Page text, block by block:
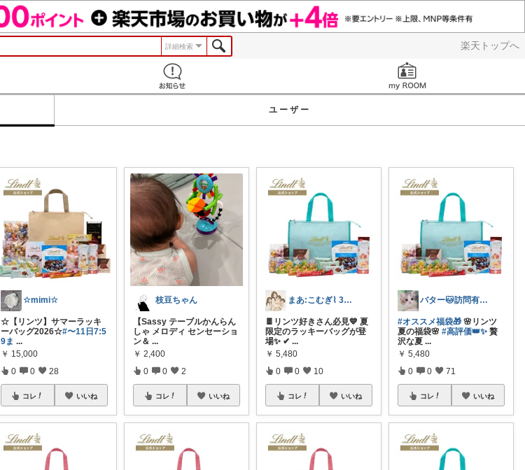
楽天トップへ
詳細検索
ユーザー
☆mimi☆
☆【リンツ】サマーラッキ
ーバッグ2026☆#〜11日7:5
9ま ...
￥ 15,000
0 0 28
コレ いいね
枝豆ちゃん
【Sassy テーブルかんらん
しゃ メロディ センセーショ
ン＆ ...
￥ 2,400
0 0 2
コレ いいね
まあ:こむぎ⌇ 3児のママ𓈒*⑅𓂃
🍫リンツ好きさん必見💙 夏
限定のラッキーバッグが登
場✨ ✔ ...
￥ 5,480
0 0 10
コレ いいね
バター🐱訪問有難うございます💕
#オススメ福袋🎁 🌸リンツ
夏の福袋🌸#高評価👑✨ 贅
沢な夏 ...
￥ 5,480
0 0 71
コレ いいね